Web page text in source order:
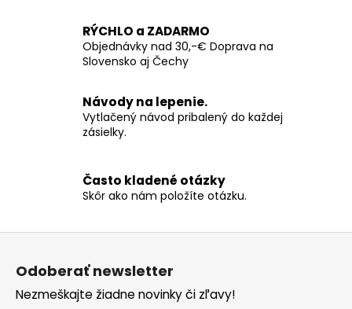
RÝCHLO a ZADARMO
Objednávky nad 30,-€ Doprava na
Slovensko aj Čechy
Návody na lepenie.
Vytlačený návod pribalený do každej
zásielky.
Často kladené otázky
Skôr ako nám položíte otázku.
Odoberať newsletter
Nezmeškajte žiadne novinky či zľavy!